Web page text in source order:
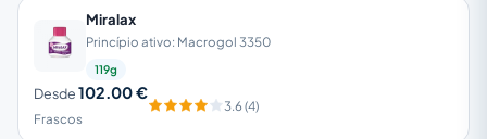
Miralax
Princípio ativo: Macrogol 3350
119g
Desde102.00 €
Frascos
3.6 (4)